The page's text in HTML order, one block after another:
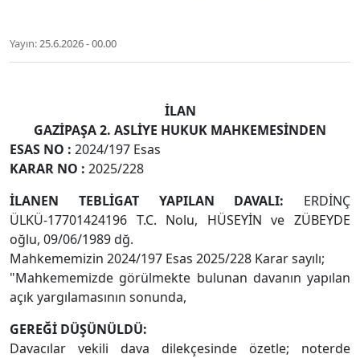
Yayın:25.6.2026 - 00.00
İLAN
GAZİPAŞA 2. ASLİYE HUKUK MAHKEMESİNDEN
ESAS NO : 2024/197 Esas
KARAR NO : 2025/228
İLANEN TEBLİGAT YAPILAN DAVALI: ERDİNÇ
ÜLKÜ-17701424196 T.C. Nolu, HÜSEYİN ve ZÜBEYDE
oğlu, 09/06/1989 dğ.
Mahkememizin 2024/197 Esas 2025/228 Karar sayılı;
"Mahkememizde görülmekte bulunan davanın yapılan
açık yargılamasının sonunda,
GEREĞİ DÜŞÜNÜLDÜ:
Davacılar vekili dava dilekçesinde özetle; noterde